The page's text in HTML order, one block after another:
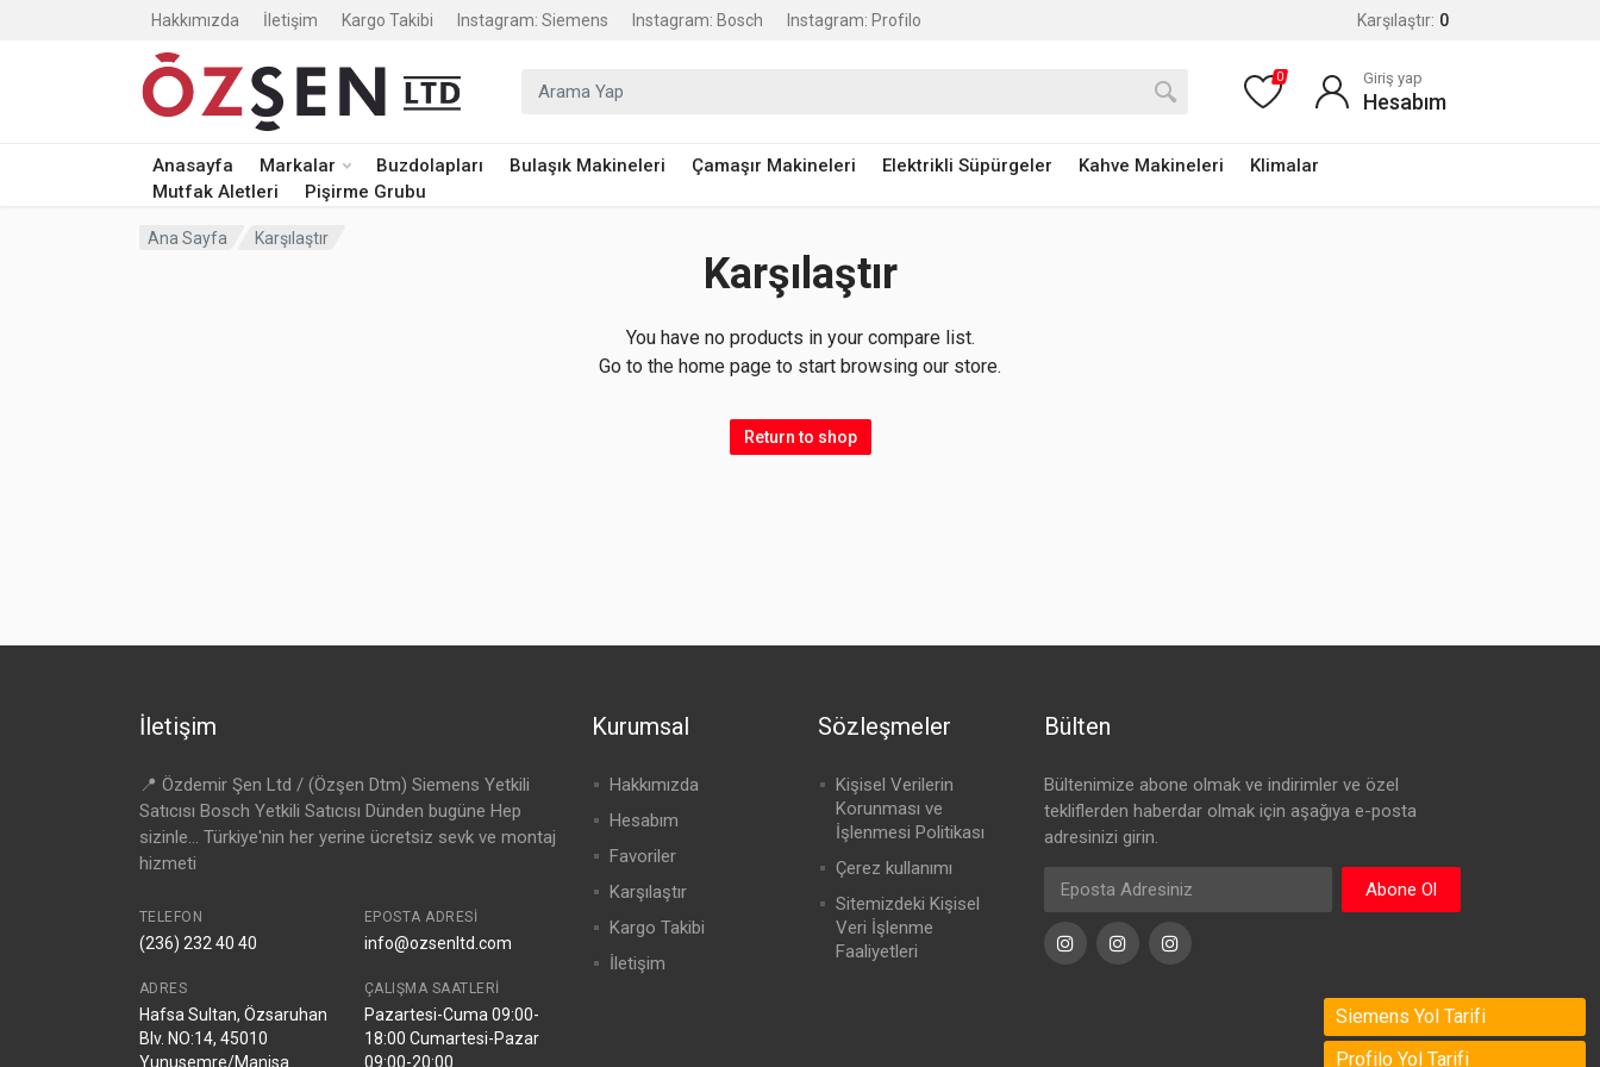
Hakkımızda İletişim Kargo Takibi Instagram: Siemens Instagram: Bosch Instagram: Profilo Karşılaştır: 0
Anasayfa Markalar Buzdolapları Bulaşık Makineleri Çamaşır Makineleri Elektrikli Süpürgeler Kahve Makineleri
Klimalar
Mutfak Aletleri
Pişirme Grubu
Araştır: 0 Giriş yap
Hesabım
Ana Sayfa Karşılaştır
Karşılaştır
You have no products in your compare list.
Go to the home page to start browsing our store.
Return to shop
İletişim
📍 Özdemir Şen Ltd / (Özşen Dtm) Siemens Yetkili
Satıcısı Bosch Yetkili Satıcısı Dünden bugüne Hep
sizinle... Türkiye'nin her yerine ücretsiz sevk ve montaj
hizmeti
TELEFON
(236) 232 40 40
EPOSTA ADRESI
info@ozsenltd.com
ADRES
Hafsa Sultan, Özsaruhan
Blv. NO:14, 45010
Yunusemre/Manisa
ÇALIŞMA SAATLERI
Pazartesi-Cuma 09:00-
18:00 Cumartesi-Pazar
09:00-20:00
Kurumsal
Hakkımızda
Hesabım
Favoriler
Karşılaştır
Kargo Takibi
İletişim
Sözleşmeler
Kişisel Verilerin
Korunması ve
İşlenmesi Politikası
Çerez kullanımı
Sitemizdeki Kişisel
Veri İşlenme
Faaliyetleri
Bülten
Bültenimize abone olmak ve indirimler ve özel
tekliflerden haberdar olmak için aşağıya e-posta
adresinizi girin.
Abone Ol
InstagramInstagramInstagram
Siemens Yol Tarifi
Profilo Yol Tarifi